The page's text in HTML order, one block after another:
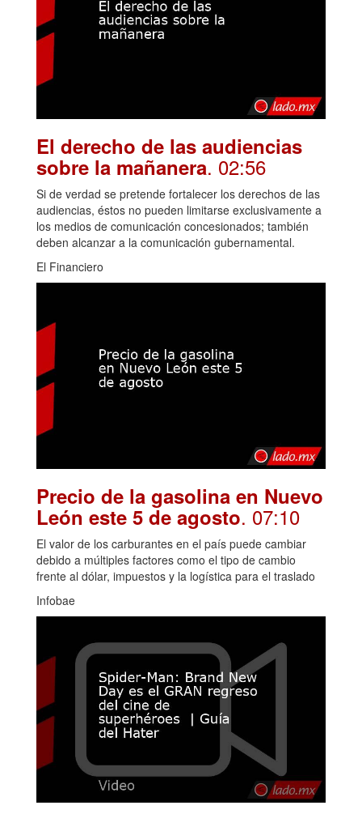
El derecho de las audiencias
sobre la mañanera. 02:56
Si de verdad se pretende fortalecer los derechos de las
audiencias, éstos no pueden limitarse exclusivamente a
los medios de comunicación concesionados; también
deben alcanzar a la comunicación gubernamental.
El Financiero
Precio de la gasolina en Nuevo
León este 5 de agosto. 07:10
El valor de los carburantes en el país puede cambiar
debido a múltiples factores como el tipo de cambio
frente al dólar, impuestos y la logística para el traslado
Infobae